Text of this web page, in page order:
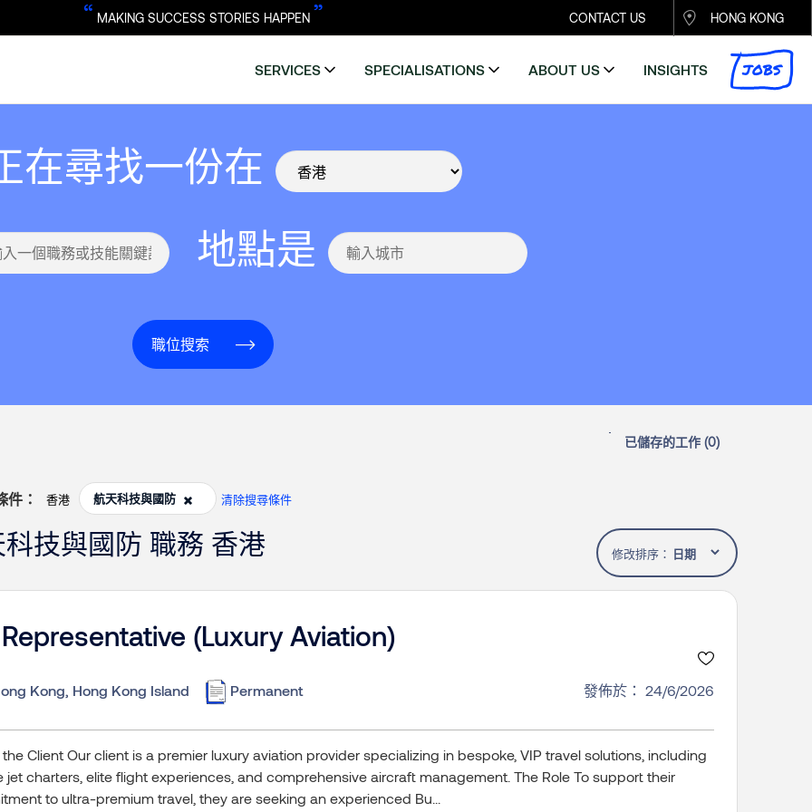
CONTACT US HONG KONG
“ MAKING SUCCESS STORIES HAPPEN ”
SERVICES SPECIALISATIONS ABOUT US INSIGHTS JOBS
在尋找一份在
地點是
職位搜索
已儲存的工作 (0)
件： 香港 航天科技與國防 清除搜尋條件
科技與國防 職務 香港 修改排序：
(Luxury Aviation)
Kong, Hong Kong Island Permanent 發佈於： 24/6/2026
Client Our client is a premier luxury aviation provider specializing in bespoke, VIP travel solutions, including
jet charters, elite flight experiences, and comprehensive aircraft management. The Role To support their
to ultra-premium travel, they are seeking an experienced Bu...